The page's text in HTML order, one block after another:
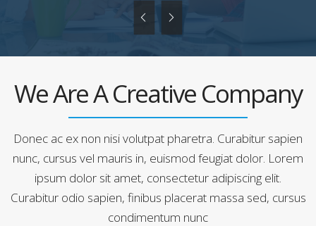
We Are A Creative Company
Donec ac ex non nisi volutpat pharetra. Curabitur sapien
nunc, cursus vel mauris in, euismod feugiat dolor. Lorem
ipsum dolor sit amet, consectetur adipiscing elit.
Curabitur odio sapien, finibus placerat massa sed, cursus
condimentum nunc